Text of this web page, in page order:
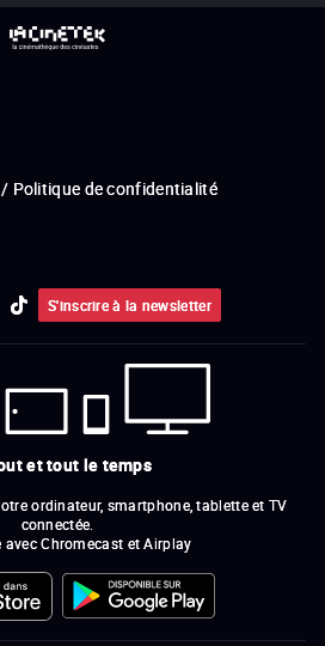
Politique de confidentialité
S'inscrire à la newsletter
et tout le temps
ordinateur, smartphone, tablette et TV
connectée.
Chromecast et Airplay